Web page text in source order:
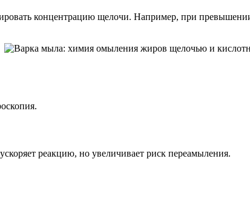
концентрацию щелочи. Например, при
реакцию, но увеличивает риск переамыления.